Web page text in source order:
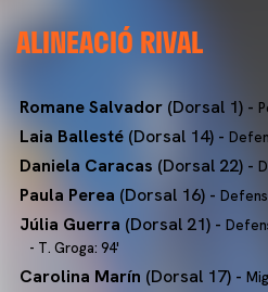
ALINEACIÓ RIVAL
Romane Salvador (Dorsal 1) -
Laia Ballesté (Dorsal 14) -
Daniela Caracas (Dorsal 22) -
Paula Perea (Dorsal 16) -
Júlia Guerra (Dorsal 21) -
- T. Groga: 94'
Carolina Marín (Dorsal 17) -